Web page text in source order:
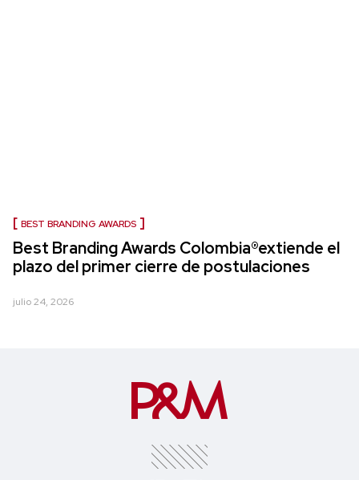
BEST BRANDING AWARDS
Best Branding Awards Colombia®extiende el
plazo del primer cierre de postulaciones
julio 24, 2026